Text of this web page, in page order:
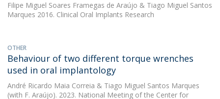
Filipe Miguel Soares Framegas de Araújo & Tiago Miguel Santos
Marques 2016. Clinical Oral Implants Research
OTHER
Behaviour of two different torque wrenches
used in oral implantology
André Ricardo Maia Correia & Tiago Miguel Santos Marques
(with F. Araújo). 2023. National Meeting of the Center for